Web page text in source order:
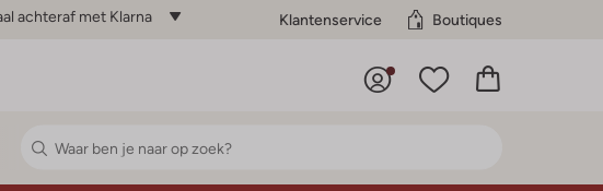
achteraf met Klarna Klantenservice Boutiques